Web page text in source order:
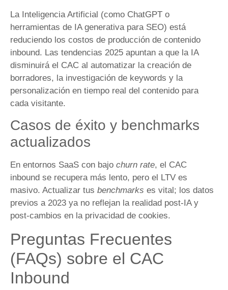
La Inteligencia Artificial (como ChatGPT o
herramientas de IA generativa para SEO) está
reduciendo los costos de producción de contenido
inbound. Las tendencias 2025 apuntan a que la IA
disminuirá el CAC al automatizar la creación de
borradores, la investigación de keywords y la
personalización en tiempo real del contenido para
cada visitante.
Casos de éxito y benchmarks
actualizados
En entornos SaaS con bajo churn rate, el CAC
inbound se recupera más lento, pero el LTV es
masivo. Actualizar tus benchmarks es vital; los datos
previos a 2023 ya no reflejan la realidad post-IA y
post-cambios en la privacidad de cookies.
Preguntas Frecuentes
(FAQs) sobre el CAC
Inbound